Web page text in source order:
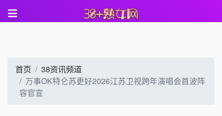
首页
38资讯频道
万事OK特仑苏更好2026江苏卫视跨年演唱会首波阵
容官宣